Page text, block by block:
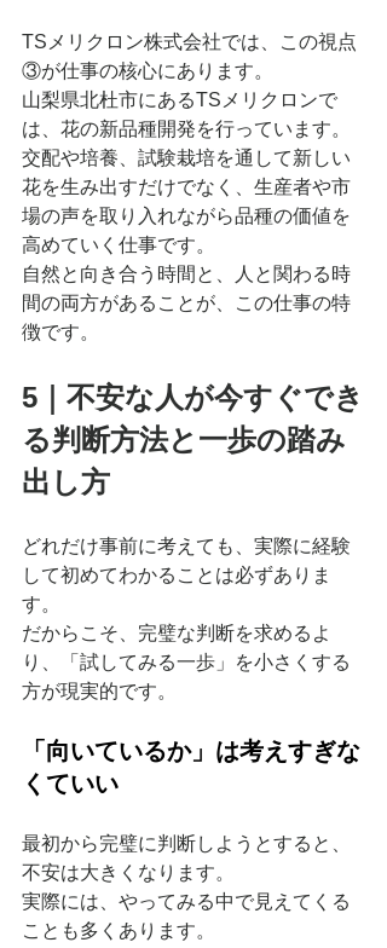
TSメリクロン株式会社では、この視点
③が仕事の核心にあります。
山梨県北杜市にあるTSメリクロンで
は、花の新品種開発を行っています。
交配や培養、試験栽培を通して新しい
花を生み出すだけでなく、生産者や市
場の声を取り入れながら品種の価値を
高めていく仕事です。
自然と向き合う時間と、人と関わる時
間の両方があることが、この仕事の特
徴です。
5｜不安な人が今すぐでき
る判断方法と一歩の踏み
出し方
どれだけ事前に考えても、実際に経験
して初めてわかることは必ずありま
す。
だからこそ、完璧な判断を求めるよ
り、「試してみる一歩」を小さくする
方が現実的です。
「向いているか」は考えすぎな
くていい
最初から完璧に判断しようとすると、
不安は大きくなります。
実際には、やってみる中で見えてくる
ことも多くあります。